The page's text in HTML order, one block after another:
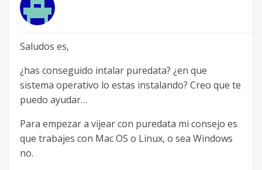
Saludos es,
¿has conseguido intalar puredata? ¿en que
sistema operativo lo estas instalando? Creo que te
puedo ayudar…
Para empezar a vijear con puredata mi consejo es
que trabajes con Mac OS o Linux, o sea Windows
no.